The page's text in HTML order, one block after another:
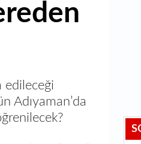
Adıyaman’da